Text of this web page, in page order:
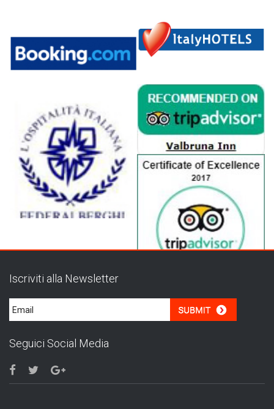
Iscriviti alla Newsletter
Seguici Social Media